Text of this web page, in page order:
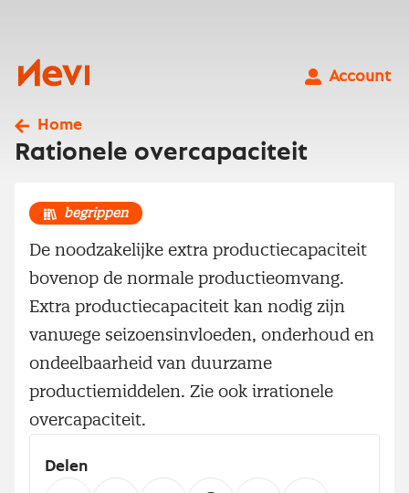
Nevi
Account
Home
Rationele overcapaciteit
begrippen
De noodzakelijke extra productiecapaciteit
bovenop de normale productieomvang.
Extra productiecapaciteit kan nodig zijn
vanwege seizoensinvloeden, onderhoud en
ondeelbaarheid van duurzame
productiemiddelen. Zie ook irrationele
overcapaciteit.
Delen